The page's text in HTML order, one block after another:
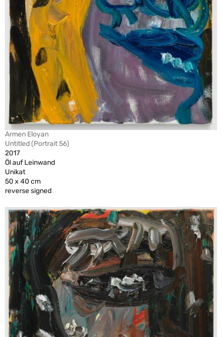
Armen Eloyan
Untitled (Portrait 56)
2017
Öl auf Leinwand
Unikat
50 x 40 cm
reverse signed